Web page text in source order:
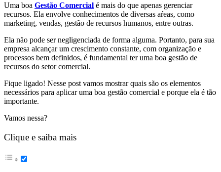
Uma boa Gestão Comercial é mais do que apenas gerenciar
recursos. Ela envolve conhecimentos de diversas aŕeas, como
marketing, vendas, gestão de recursos humanos, entre outras.
Ela não pode ser negligenciada de forma alguma. Portanto, para sua
empresa alcançar um crescimento constante, com organização e
processos bem definidos, é fundamental ter uma boa gestão de
recursos do setor comercial.
Fique ligado! Nesse post vamos mostrar quais são os elementos
necessários para aplicar uma boa gestão comercial e porque ela é tão
importante.
Vamos nessa?
Clique e saiba mais